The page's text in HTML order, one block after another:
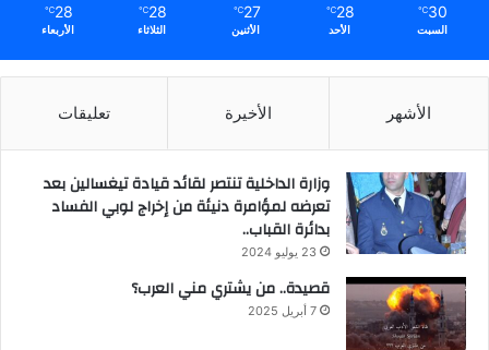
30
℃
السبت
28
℃
الأحد
27
℃
الأثنين
28
℃
الثلاثاء
28
℃
الأربعاء
الأشهر الأخيرة تعليقات
وزارة الداخلية تنتصر لقائد قيادة تيغسالين بعد
تعرضه لمؤامرة دنيئة من إخراج لوبي الفساد
بدائرة القباب..
23 يوليو 2024
قصيدة.. من يشتري مني العرب؟
7 أبريل 2025